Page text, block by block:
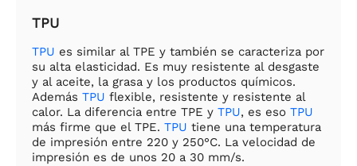
TPU
TPU es similar al TPE y también se caracteriza por
su alta elasticidad. Es muy resistente al desgaste
y al aceite, la grasa y los productos químicos.
Además TPU flexible, resistente y resistente al
calor. La diferencia entre TPE y TPU, es eso TPU
más firme que el TPE. TPU tiene una temperatura
de impresión entre 220 y 250°C. La velocidad de
impresión es de unos 20 a 30 mm/s.